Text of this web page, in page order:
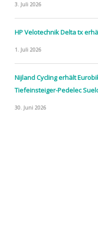
3. Juli 2026
HP Velotechnik Delta tx
1. Juli 2026
Nijland Cycling erhält
Tiefeinsteiger-Pedelec
30. Juni 2026